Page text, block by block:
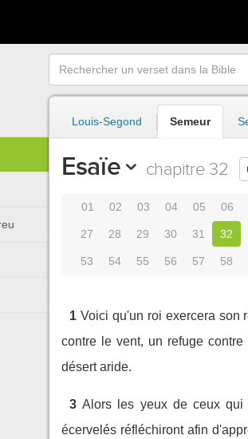
Louis-Segond Semeur
Esaïe chapitre 32
01 02 03 04 05 06
27 28 29 30 31 32
53 54 55 56 57 58
1 Voici qu'un roi exercera son
contre le vent, un refuge
désert aride.
3 Alors les yeux de ceux qui
écervelés réfléchiront afin